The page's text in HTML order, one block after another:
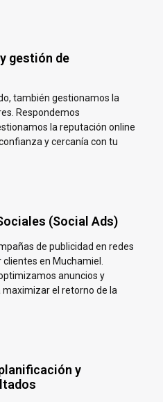
gestión de
también gestionamos la
Respondemos
la reputación online
y cercanía con tu
(Social Ads)
de publicidad en redes
clientes en Muchamiel.
anuncios y
el retorno de la
y